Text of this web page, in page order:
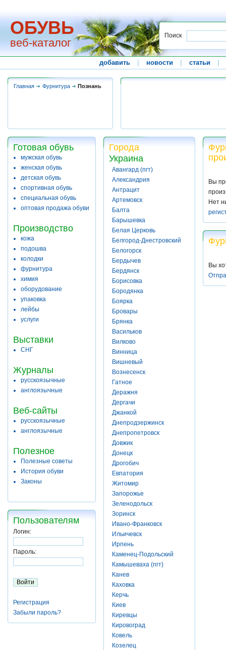
ОБУВЬ
веб-каталог
Поиск
добавить новости статьи
Главная Фурнитура Познань
Готовая обувь
мужская обувь
женская обувь
детская обувь
спортивная обувь
специальная обувь
оптовая продажа обуви
Производство
кожа
подошва
колодки
фурнитура
химия
оборудование
упаковка
лейбы
услуги
Выставки
СНГ
Журналы
русскоязычные
англоязычные
Веб-сайты
русскоязычные
англоязычные
Полезное
Полезные советы
История обуви
Законы
Пользователям
Логин:
Пароль:
Регистрация
Забыли пароль?
Города
Украина
Авангард (пгт)
Александрия
Антрацит
Артемовск
Балта
Барышевка
Белая Церковь
Белгород-Днестровский
Белогорск
Бердычев
Бердянск
Борисовка
Бородянка
Боярка
Бровары
Брянка
Васильков
Вилково
Винница
Вишневый
Вознесенск
Гатное
Деражня
Дергачи
Джанкой
Днепродзержинск
Днепропетровск
Довжик
Донецк
Дрогобич
Евпатория
Житомир
Запорожье
Зеленодольск
Зоринск
Ивано-Франковск
Ильичевск
Ирпень
Каменец-Подольский
Камышеваха (пгт)
Канев
Каховка
Керчь
Киев
Киревцы
Кировоград
Ковель
Козелец
Вы
Нет
Вы